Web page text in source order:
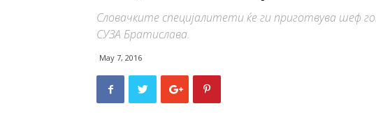
Словачките специјалитети ќе ги приготвува шеф
СУЗА Братислава.
May 7, 2016